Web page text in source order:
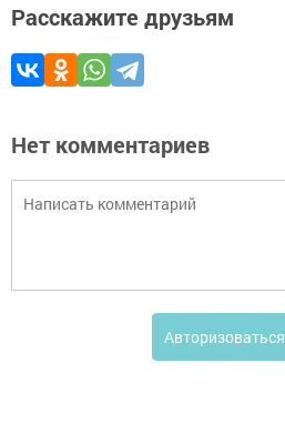
Расскажите друзьям
Нет комментариев
Авторизоваться